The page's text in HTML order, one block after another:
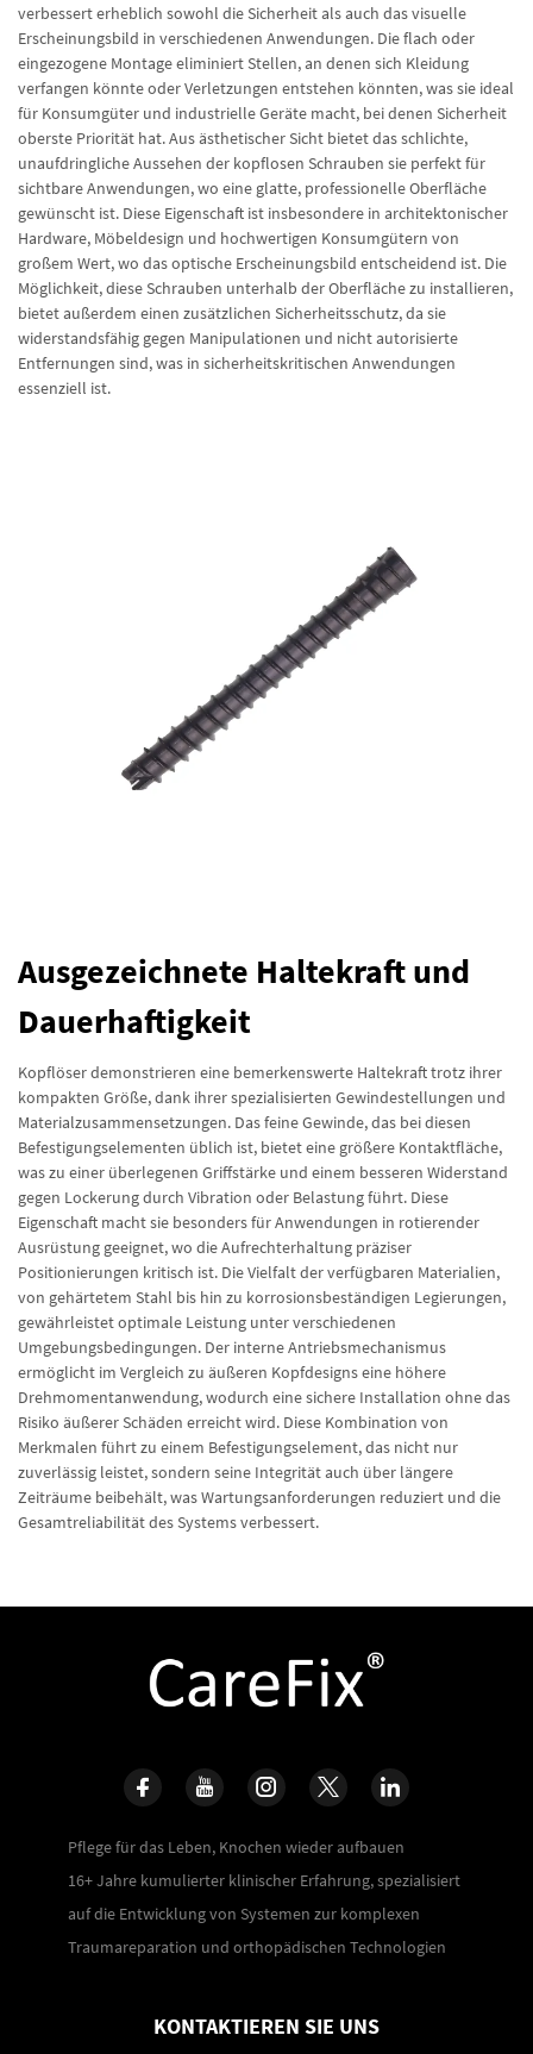
verbessert erheblich sowohl die Sicherheit als auch das visuelle
Erscheinungsbild in verschiedenen Anwendungen. Die flach oder
eingezogene Montage eliminiert Stellen, an denen sich Kleidung
verfangen könnte oder Verletzungen entstehen könnten, was sie ideal
für Konsumgüter und industrielle Geräte macht, bei denen Sicherheit
oberste Priorität hat. Aus ästhetischer Sicht bietet das schlichte,
unaufdringliche Aussehen der kopflosen Schrauben sie perfekt für
sichtbare Anwendungen, wo eine glatte, professionelle Oberfläche
gewünscht ist. Diese Eigenschaft ist insbesondere in architektonischer
Hardware, Möbeldesign und hochwertigen Konsumgütern von
großem Wert, wo das optische Erscheinungsbild entscheidend ist. Die
Möglichkeit, diese Schrauben unterhalb der Oberfläche zu installieren,
bietet außerdem einen zusätzlichen Sicherheitsschutz, da sie
widerstandsfähig gegen Manipulationen und nicht autorisierte
Entfernungen sind, was in sicherheitskritischen Anwendungen
essenziell ist.
Ausgezeichnete Haltekraft und
Dauerhaftigkeit
Kopflöser demonstrieren eine bemerkenswerte Haltekraft trotz ihrer
kompakten Größe, dank ihrer spezialisierten Gewindestellungen und
Materialzusammensetzungen. Das feine Gewinde, das bei diesen
Befestigungselementen üblich ist, bietet eine größere Kontaktfläche,
was zu einer überlegenen Griffstärke und einem besseren Widerstand
gegen Lockerung durch Vibration oder Belastung führt. Diese
Eigenschaft macht sie besonders für Anwendungen in rotierender
Ausrüstung geeignet, wo die Aufrechterhaltung präziser
Positionierungen kritisch ist. Die Vielfalt der verfügbaren Materialien,
von gehärtetem Stahl bis hin zu korrosionsbeständigen Legierungen,
gewährleistet optimale Leistung unter verschiedenen
Umgebungsbedingungen. Der interne Antriebsmechanismus
ermöglicht im Vergleich zu äußeren Kopfdesigns eine höhere
Drehmomentanwendung, wodurch eine sichere Installation ohne das
Risiko äußerer Schäden erreicht wird. Diese Kombination von
Merkmalen führt zu einem Befestigungselement, das nicht nur
zuverlässig leistet, sondern seine Integrität auch über längere
Zeiträume beibehält, was Wartungsanforderungen reduziert und die
Gesamtreliabilität des Systems verbessert.
Pflege für das Leben, Knochen wieder aufbauen
16+ Jahre kumulierter klinischer Erfahrung, spezialisiert
auf die Entwicklung von Systemen zur komplexen
Traumareparation und orthopädischen Technologien
KONTAKTIEREN SIE UNS